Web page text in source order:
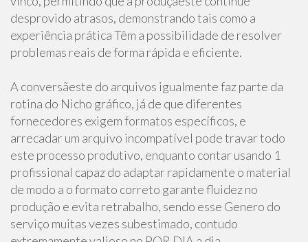
desprovido atrasos, demonstrando tais como a
experiência prática Têm a possibilidade de resolver
problemas reais de forma rápida e eficiente.
A conversãeste do arquivos igualmente faz parte da
rotina do Nicho gráfico, já de que diferentes
fornecedores exigem formatos específicos, e
arrecadar um arquivo incompatível pode travar todo
este processo produtivo, enquanto contar usando 1
profissional capaz do adaptar rapidamente o material
de modo a o formato correto garante fluidez no
produção e evita retrabalho, sendo esse Genero do
serviço muitas vezes subestimado, contudo